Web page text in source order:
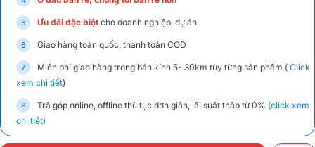
Ưu đãi đặc biệt cho doanh nghiệp, dự án
Giao hàng toàn quốc, thanh toán COD
Miễn phí giao hàng trong bán kính 5- 30km tùy từng sản phẩm ( Click
xem chi tiết)
Trả góp online, offline thủ tục đơn giản, lãi suất thấp từ 0% (click xem
chi tiết)